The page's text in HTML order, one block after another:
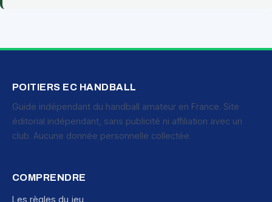
POITIERS EC HANDBALL
Guide indépendant du handball amateur en France. Site
éditorial indépendant, sans publicité ni affiliation avec un
club. Aucune donnée personnelle collectée.
COMPRENDRE
Les règles du jeu